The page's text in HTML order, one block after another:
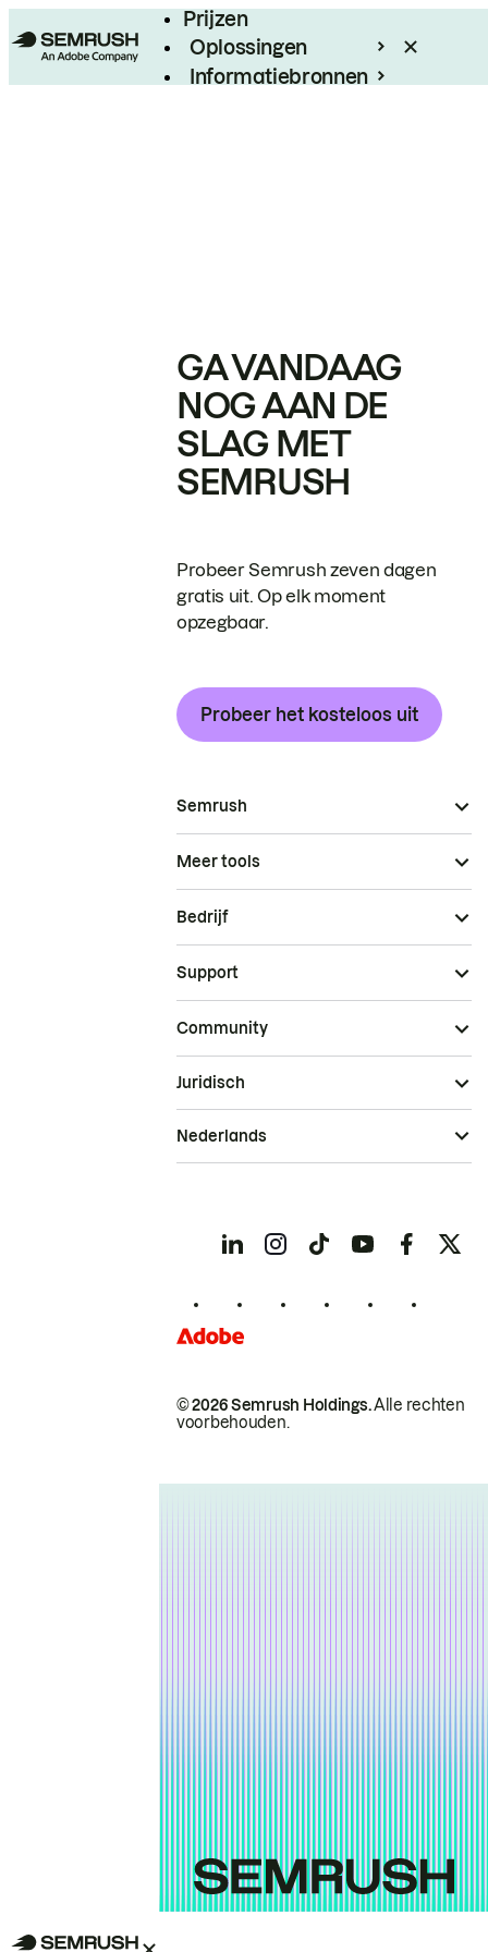
Prijzen
Oplossingen
Informatiebronnen
GA VANDAAG
NOG AAN DE
SLAG MET
SEMRUSH
Probeer Semrush zeven dagen
gratis uit. Op elk moment
opzegbaar.
Probeer het kosteloos uit
Semrush
Meer tools
Bedrijf
Support
Community
© 2026 Semrush Holdings.Alle rechten
voorbehouden.
Juridisch
Nederlands